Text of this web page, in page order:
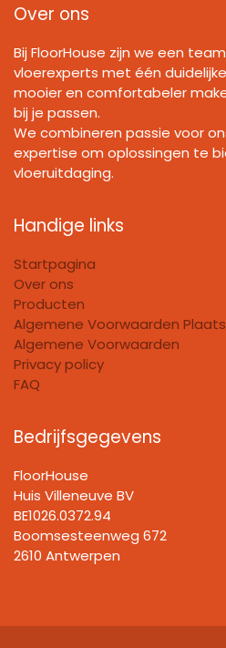
Over ons
Bij FloorHouse zijn we een
vloerexperts met één
mooier en comfortabeler
bij je passen.
We combineren passie voor
expertise om oplossingen te
vloeruitdaging.
Handige links
Startpagina
Over ons
Producten
Algemene Voorwaarden
Algemene Voorwaarden
Privacy policy
FAQ
Bedrijfsgegevens
FloorHouse
Huis Villeneuve BV​
BE1026.0372.94
Boomsesteenweg 672
2610 Antwerpen